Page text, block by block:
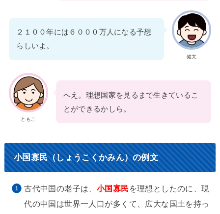
健太
２１００年には６０００万人になる予想
らしいよ。
ともこ
へえ。理想国家を見るまで生きているこ
とができるかしら。
小国寡民（しょうこくかみん）の例文
古代中国の老子は、 小国寡民を理想としたのに、現
代の中国は世界一人口が多くて、広大な国土を持っ